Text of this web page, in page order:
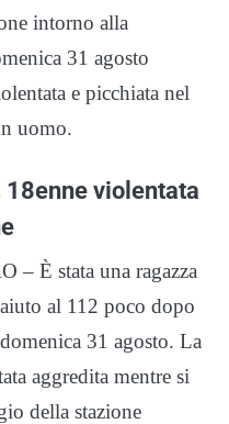
intorno alla
31 agosto
e picchiata nel
uomo.
18enne violentata
È stata una ragazza
al 112 poco dopo
31 agosto. La
aggredita mentre si
della stazione